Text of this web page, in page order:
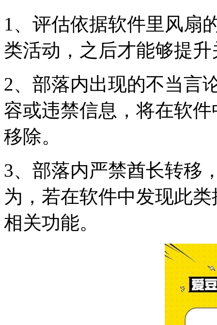
1、评估依据软件里风扇
类活动，之后才能够提
2、部落内出现的不当言
容或违禁信息，将在软
移除。
3、部落内严禁酋长转移
为，若在软件中发现此
相关功能。